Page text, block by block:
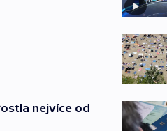
nejvíce od